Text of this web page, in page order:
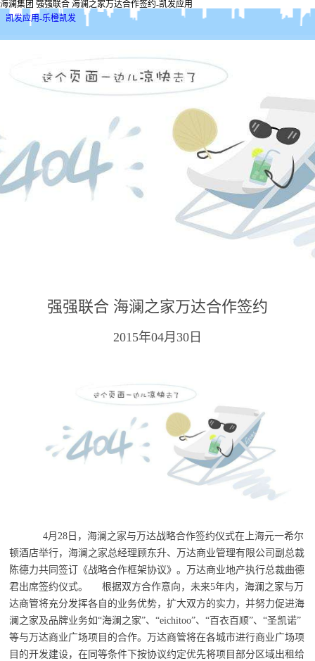
海澜集团 强强联合 海澜之家万达合作签约-凯发应用
凯发应用-乐橙凯发
强强联合 海澜之家万达合作签约
2015年04月30日
4月28日，海澜之家与万达战略合作签约仪式在上海元一希尔
顿酒店举行，海澜之家总经理顾东升、万达商业管理有限公司副总裁
陈德力共同签订《战略合作框架协议》。万达商业地产执行总裁曲德
君出席签约仪式。 根据双方合作意向，未来5年内，海澜之家与万
达商管将充分发挥各自的业务优势，扩大双方的实力，并努力促进海
澜之家及品牌业务如“海澜之家”、“eichitoo”、“百衣百顺”、“圣凯诺”
等与万达商业广场项目的合作。万达商管将在各城市进行商业广场项
目的开发建设，在同等条件下按协议约定优先将项目部分区域出租给